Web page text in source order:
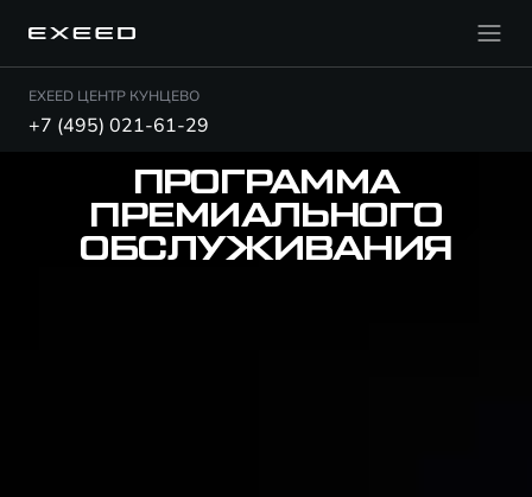
EXEED ЦЕНТР КУНЦЕВО
+7 (495) 021-61-29
ПРОГРАММА
ПРЕМИАЛЬНОГО
ОБСЛУЖИВАНИЯ